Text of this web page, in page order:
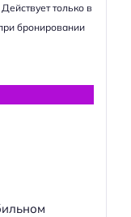
только в
бронировании